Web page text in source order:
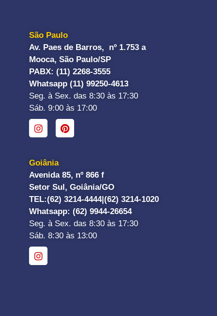
São Paulo
Av. Paes de Barros, nº 1.753 a
Mooca, São Paulo/SP
PABX: (11) 2268-3555
Whatsapp (11) 99250-4613
Seg. à Sex. das 8:30 às 17:30
Sáb. 9:00 às 17:00
Goiânia
Avenida 85, nº 866 f
Setor Sul, Goiânia/GO
TEL:(62) 3214-4444| (62) 3214-1020
Whatsapp: (62) 9944-26654
Seg. à Sex. das 8:30 às 17:30
Sáb. 8:30 às 13:00